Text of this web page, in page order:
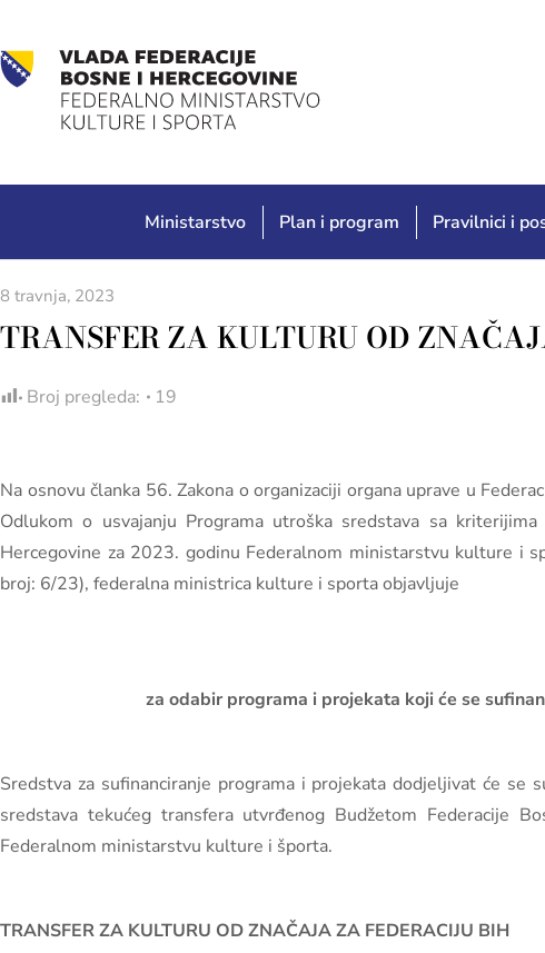
Ministarstvo Plan i program Pravilnici i
8 travnja, 2023
TRANSFER ZA KULTURU OD
Broj pregleda: 19
Na osnovu članka 56. Zakona o organizaciji organa uprave u
Odlukom o usvajanju Programa utroška sredstava sa
Hercegovine za 2023. godinu Federalnom ministarstvu kulture i
broj: 6/23), federalna ministrica kulture i sporta objavljuje
za odabir programa i projekata koji će se
Sredstva za sufinanciranje programa i projekata dodjeljivat će
sredstava tekućeg transfera utvrđenog Budžetom Federacije
Federalnom ministarstvu kulture i športa.
TRANSFER ZA KULTURU OD ZNAČAJA ZA FEDERACIJU BIH